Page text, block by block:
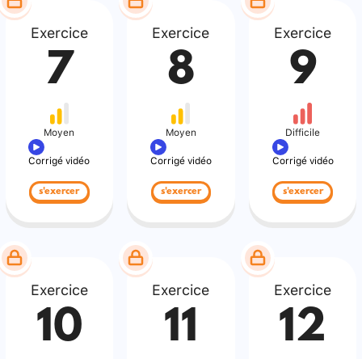
Exercice
7
Moyen
Corrigé vidéo
s'exercer
Exercice
8
Moyen
Corrigé vidéo
s'exercer
Exercice
9
Difficile
Corrigé vidéo
s'exercer
Exercice
10
Exercice
11
Exercice
12